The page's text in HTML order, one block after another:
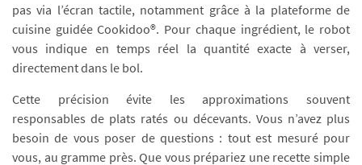
pas via l’écran tactile, notamment grâce à la plateforme de
cuisine guidée Cookidoo®. Pour chaque ingrédient, le robot
vous indique en temps réel la quantité exacte à verser,
directement dans le bol.
Cette précision évite les approximations souvent
responsables de plats ratés ou décevants. Vous n’avez plus
besoin de vous poser de questions : tout est mesuré pour
vous, au gramme près. Que vous prépariez une recette simple